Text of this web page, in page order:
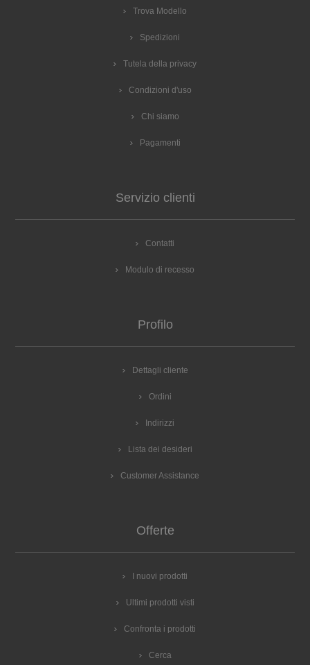
Trova Modello
Spedizioni
Tutela della privacy
Condizioni d'uso
Chi siamo
Pagamenti
Servizio clienti
Contatti
Modulo di recesso
Profilo
Dettagli cliente
Ordini
Indirizzi
Lista dei desideri
Customer Assistance
Offerte
I nuovi prodotti
Ultimi prodotti visti
Confronta i prodotti
Cerca